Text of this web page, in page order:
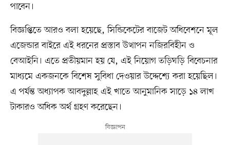
পাবেন।
বিজ্ঞপ্তিতে আরও বলা হয়েছে, সিন্ডিকেটের বাজেট অধিবেশনে মূল
এজেন্ডার বাইরে এই ধরনের প্রস্তাব উত্থাপন নজিরবিহীন ও
বেআইনি। এতে প্রতীয়মান হয় যে, এই নিয়োগ তড়িঘড়ি বিবেচনার
মাধ্যমে একজনকে বিশেষ সুবিধা দেওয়ার উদ্দেশ্যে করা হয়েছিল।
এ পর্যন্ত অধ্যাপক আবদুল্লাহ এই খাতে আনুমানিক সাড়ে ১৪ লাখ
টাকারও অধিক অর্থ গ্রহণ করেছেন।